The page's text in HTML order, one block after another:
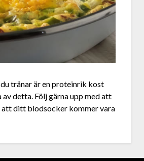
tränar är en proteinrik kost
av detta. Följ gärna upp med att
att ditt blodsocker kommer vara